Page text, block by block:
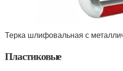
Терка шлифовальная с
Пластиковые